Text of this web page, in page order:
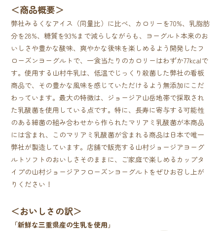
＜商品概要＞
弊社みるくなアイス（同量比）に比べ、カロリーを70%、乳脂肪
分を28%、糖質を93%まで減らしながらも、ヨーグルト本来のお
いしさや豊かな酸味、爽やかな後味を楽しめるよう開発したフ
ローズンヨーグルトで、一食当たりのカロリーはわずか77kcalで
す。使用する山村牛乳は、低温でじっくり殺菌した弊社の看板
商品で、その豊かな風味を感じていただけるよう無添加にこだ
わっています。最大の特徴は、ジョージア山岳地帯で採取され
た乳酸菌を使用している点です。特に、長寿に寄与する可能性
のある細菌の組み合わせから作られたマリアミ乳酸菌が本商品
には含まれ、このマリアミ乳酸菌が含まれる商品は日本で唯一
弊社が製造しています。店舗で販売する山村ジョージアヨーグ
ルトソフトのおいしさそのままに、ご家庭で楽しめるカップタ
イプの山村ジョージアフローズンヨーグルトをぜひお召し上が
りください！
＜おいしさの訳＞
「新鮮な三重県産の生乳を使用」